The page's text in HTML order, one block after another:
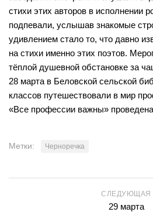
Быстровская сельская
Верх-Коенская сельская
Горевская сельская
Гусельниковская
Е-Л
Евсинская сельская
Елбашинская сельская
Сельская библиотека п.
Результаты независимой оценки
Предложения об улучшении
Оnline опрос
Видео
Контакты
Карта сайта
стихи этих авторов в исполнении
подпевали, услышав знакомые
удивлением стало то, что давно
на стихи именно этих поэтов.
тёплой душевной обстановке за
28 марта в Беловской сельской
классов путешествовали в мир
«Все профессии важны» проведена
Метки: Черноречка
СЛЕДУЮЩАЯ
29 марта